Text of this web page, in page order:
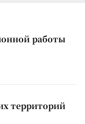
работы
территорий